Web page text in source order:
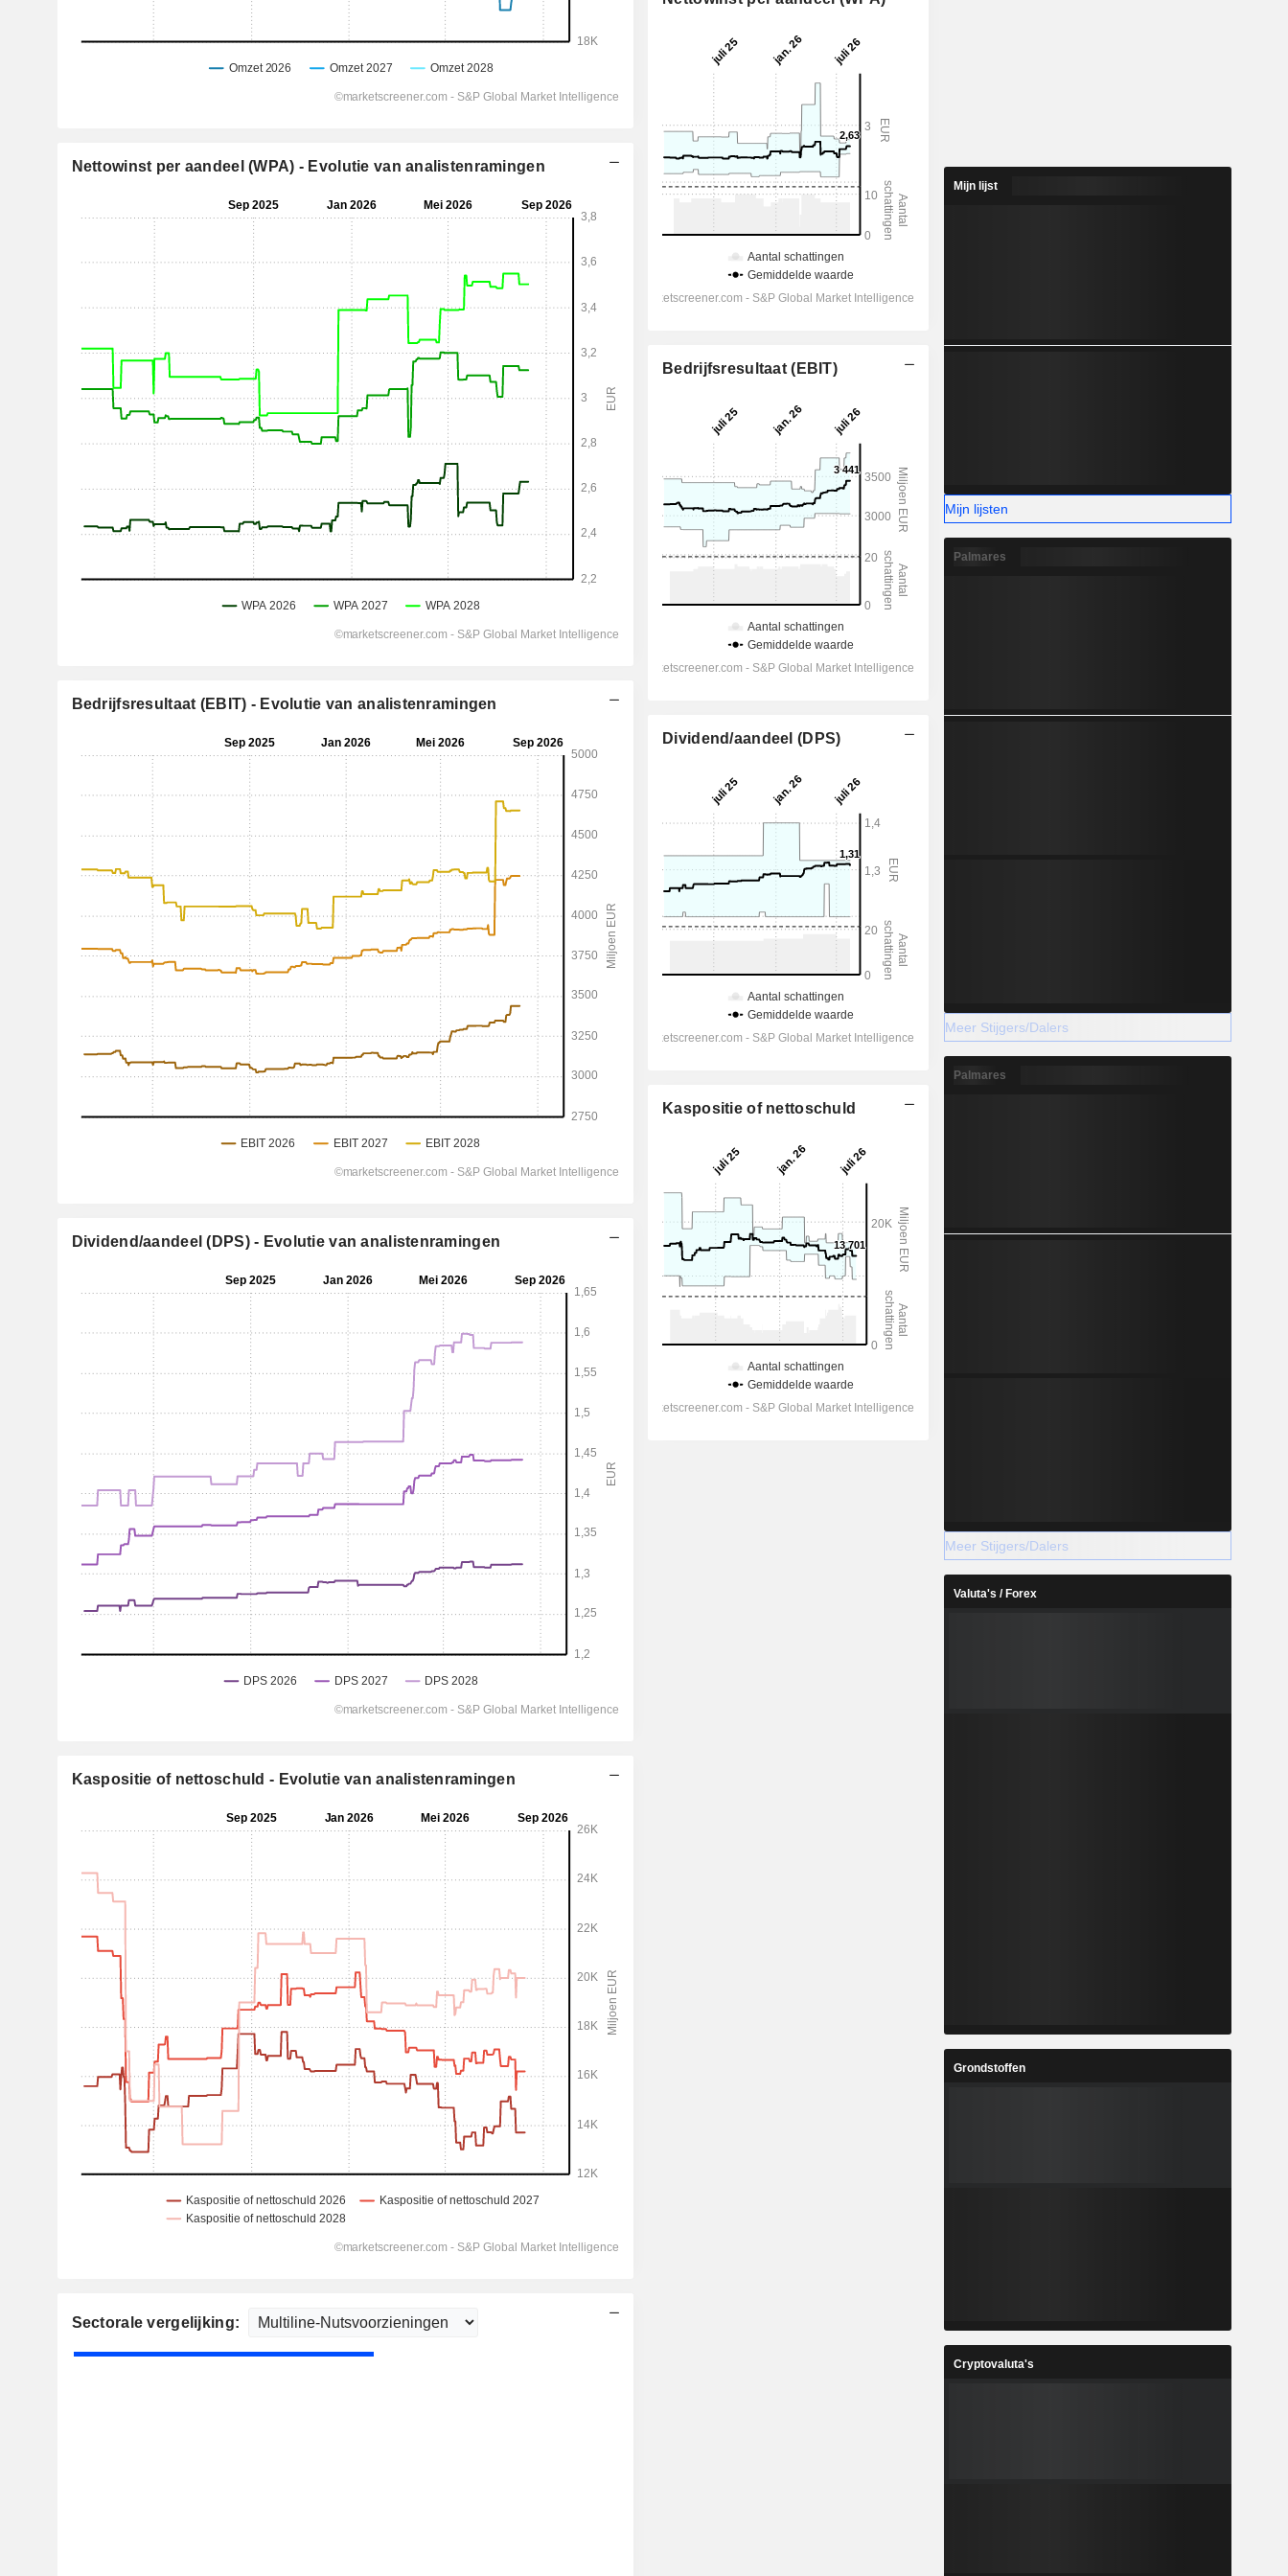
Nettowinst per aandeel (WPA) - Evolutie van analistenramingen
Bedrijfsresultaat (EBIT) - Evolutie van analistenramingen
Dividend/aandeel (DPS) - Evolutie van analistenramingen
Kaspositie of nettoschuld - Evolutie van analistenramingen
Sectorale vergelijking:
Bedrijfsresultaat (EBIT)
Dividend/aandeel (DPS)
Kaspositie of nettoschuld
Mijn lijst
Mijn lijsten
Palmares
Meer Stijgers/Dalers
Palmares
Meer Stijgers/Dalers
Valuta's / Forex
Grondstoffen
Cryptovaluta's